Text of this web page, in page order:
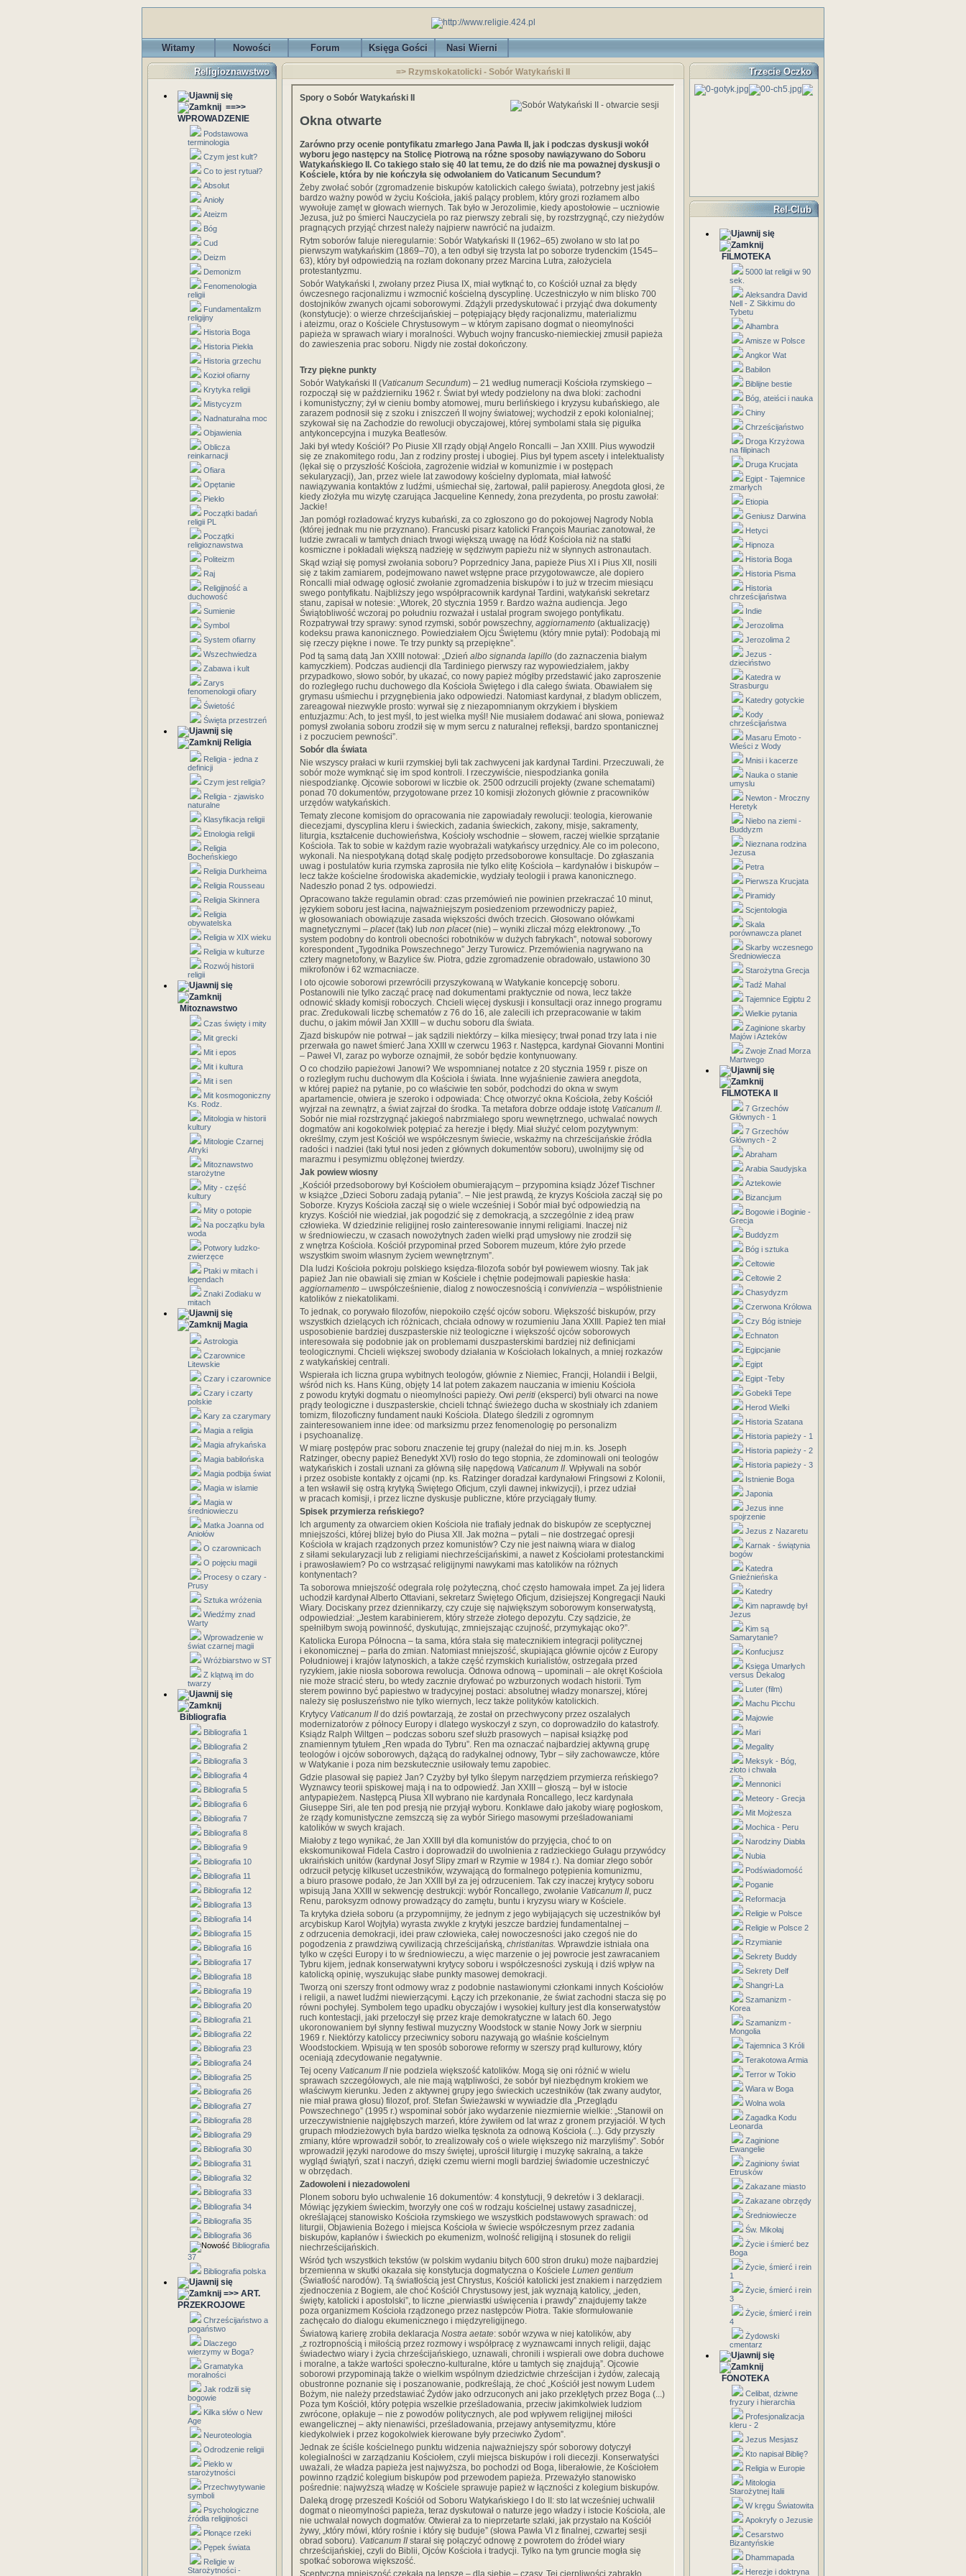
Witamy Nowości Forum Księga Gości Nasi Wierni
Religioznawstwo
==>>
WPROWADZENIE
Podstawowa
terminologia
Czym jest kult?
Co to jest rytuał?
Absolut
Anioły
Ateizm
Bóg
Cud
Deizm
Demonizm
Fenomenologia
religii
Fundamentalizm
religijny
Historia Boga
Historia Piekła
Historia grzechu
Kozioł ofiarny
Krytyka religii
Mistycyzm
Nadnaturalna moc
Objawienia
Oblicza
reinkarnacji
Ofiara
Opętanie
Piekło
Początki badań
religii PL
Początki
religioznawstwa
Politeizm
Raj
Religijność a
duchowość
Sumienie
Symbol
System ofiarny
Wszechwiedza
Zabawa i kult
Zarys
fenomenologii ofiary
Świetość
Święta przestrzeń
Religia
Religia - jedna z
definicji
Czym jest religia?
Religia - zjawisko
naturalne
Klasyfikacja religii
Etnologia religii
Religia
Bocheńskiego
Religia Durkheima
Religia Rousseau
Religia Skinnera
Religia
obywatelska
Religia w XIX wieku
Religia w kulturze
Rozwój historii
religii
Mitoznawstwo
Czas święty i mity
Mit grecki
Mit i epos
Mit i kultura
Mit i sen
Mit kosmogoniczny
Ks. Rodz.
Mitologia w historii
kultury
Mitologie Czarnej
Afryki
Mitoznawstwo
starożytne
Mity - część
kultury
Mity o potopie
Na początku była
woda
Potwory ludzko-
zwierzęce
Ptaki w mitach i
legendach
Znaki Zodiaku w
mitach
Magia
Astrologia
Czarownice
Litewskie
Czary i czarownice
Czary i czarty
polskie
Kary za czarymary
Magia a religia
Magia afrykańska
Magia babilońska
Magia podbija świat
Magia w islamie
Magia w
średniowieczu
Matka Joanna od
Aniołów
O czarownicach
O pojęciu magii
Procesy o czary -
Prusy
Sztuka wróżenia
Wiedźmy znad
Warty
Wprowadzenie w
świat czarnej magii
Wróżbiarstwo w ST
Z klątwą im do
twarzy
Bibliografia
Bibliografia 1
Bibliografia 2
Bibliografia 3
Bibliografia 4
Bibliografia 5
Bibliografia 6
Bibliografia 7
Bibliografia 8
Bibliografia 9
Bibliografia 10
Bibliografia 11
Bibliografia 12
Bibliografia 13
Bibliografia 14
Bibliografia 15
Bibliografia 16
Bibliografia 17
Bibliografia 18
Bibliografia 19
Bibliografia 20
Bibliografia 21
Bibliografia 22
Bibliografia 23
Bibliografia 24
Bibliografia 25
Bibliografia 26
Bibliografia 27
Bibliografia 28
Bibliografia 29
Bibliografia 30
Bibliografia 31
Bibliografia 32
Bibliografia 33
Bibliografia 34
Bibliografia 35
Bibliografia 36
Bibliografia
37
Bibliografia polska
=>> ART.
PRZEKROJOWE
Chrześcijaństwo a
pogaństwo
Dlaczego
wierzymy w Boga?
Gramatyka
moralności
Jak rodzili się
bogowie
Kilka słów o New
Age
Neuroteologia
Odrodzenie religii
Piekło w
starożytności
Przechwytywanie
symboli
Psychologiczne
źródła religijności
Płonące rzeki
Pępek świata
Religie w
Starożytności -
=> Rzymskokatolicki - Sobór Watykański II
Spory o Sobór Watykański II
Okna otwarte
Zarówno przy ocenie pontyfikatu zmarłego Jana Pawła II, jak i podczas dyskusji wokół
wyboru jego następcy na Stolicę Piotrową na różne sposoby nawiązywano do Soboru
Watykańskiego II. Co takiego stało się 40 lat temu, że do dziś nie ma poważnej dyskusji o
Kościele, która by nie kończyła się odwołaniem do Vaticanum Secundum?
Żeby zwołać sobór (zgromadzenie biskupów katolickich całego świata), potrzebny jest jakiś
bardzo ważny powód w życiu Kościoła, jakiś palący problem, który grozi rozłamem albo
wywołuje zamęt w głowach wiernych. Tak było w Jerozolimie, kiedy apostołowie – uczniowie
Jezusa, już po śmierci Nauczyciela po raz pierwszy zebrali się, by rozstrzygnąć, czy nieżydów
pragnących przyjąć chrzest należy najpierw nawrócić na judaizm.
Rytm soborów faluje nieregularnie: Sobór Watykański II (1962–65) zwołano w sto lat po
pierwszym watykańskim (1869–70), a ten odbył się trzysta lat po soborze trydenckim (1545–
63), który był odpowiedzią na rozłam dokonany przez Marcina Lutra, założyciela
protestantyzmu.
Sobór Watykański I, zwołany przez Piusa IX, miał wytknąć to, co Kościół uznał za błędy
ówczesnego racjonalizmu i wzmocnić kościelną dyscyplinę. Uczestniczyło w nim blisko 700
dostojników zwanych ojcami soborowymi. Zdążyli przedyskutować i przyjąć dwa dokumenty
(konstytucje): o wierze chrześcijańskiej – potępiający błędy racjonalizmu, materializmu
i ateizmu, oraz o Kościele Chrystusowym – w którym zapisano dogmat o nieomylności
papieża w sprawach wiary i moralności. Wybuch wojny francusko-niemieckiej zmusił papieża
do zawieszenia prac soboru. Nigdy nie został dokończony.
Trzy piękne punkty
Sobór Watykański II (Vaticanum Secundum) – 21 według numeracji Kościoła rzymskiego –
rozpoczął się w październiku 1962 r. Świat był wtedy podzielony na dwa bloki: zachodni
i komunistyczny; żył w cieniu bomby atomowej, muru berlińskiego i kryzysu kubańskiego, ale
zarazem podnosił się z szoku i zniszczeń II wojny światowej; wychodził z epoki kolonialnej;
szykował się na Zachodzie do rewolucji obyczajowej, której symbolami stała się pigułka
antykoncepcyjna i muzyka Beatlesów.
Jaki był wtedy Kościół? Po Piusie XII rządy objął Angelo Roncalli – Jan XXIII. Pius wywodził
się ze znakomitego rodu, Jan z rodziny prostej i ubogiej. Pius był typem ascety i intelektualisty
(lękał się o przyszłość Kościoła, zagrożenie widział w komunizmie i w postępach
sekularyzacji), Jan, przez wiele lat zawodowy kościelny dyplomata, miał łatwość
nawiązywania kontaktów z ludźmi, uśmiechał się, żartował, palił papierosy. Anegdota głosi, że
kiedy złożyła mu wizytę czarująca Jacqueline Kennedy, żona prezydenta, po prostu zawołał:
Jackie!
Jan pomógł rozładować kryzys kubański, za co zgłoszono go do pokojowej Nagrody Nobla
(której jednak mu nie przyznano). Francuski pisarz katolicki François Mauriac zanotował, że
ludzie zwracali w tamtych dniach trwogi większą uwagę na łódź Kościoła niż na statki
kosmiczne i pokładali większą nadzieję w sędziwym papieżu niż w słynnych astronautach.
Skąd wziął się pomysł zwołania soboru? Poprzednicy Jana, papieże Pius XI i Pius XII, nosili
się z takim zamiarem, podejmowano nawet wstępne prace przygotowawcze, ale dopiero
Roncalli miał odwagę ogłosić zwołanie zgromadzenia biskupów i to już w trzecim miesiącu
swego pontyfikatu. Najbliższy jego współpracownik kardynał Tardini, watykański sekretarz
stanu, zapisał w notesie: „Wtorek, 20 stycznia 1959 r. Bardzo ważna audiencja. Jego
Świątobliwość wczoraj po południu rozważał i ustalał program swojego pontyfikatu.
Rozpatrywał trzy sprawy: synod rzymski, sobór powszechny, aggiornamento (aktualizację)
kodeksu prawa kanonicznego. Powiedziałem Ojcu Świętemu (który mnie pytał): Podobają mi
się rzeczy piękne i nowe. Te trzy punkty są przepiękne”.
Pod tą samą datą Jan XXIII notował: „Dzień albo signanda lapillo (do zaznaczenia białym
kamyczkiem). Podczas audiencji dla Tardiniego pierwszy raz wypowiedziałem, jakby
przypadkowo, słowo sobór, by ukazać, co nowy papież mógłby przedstawić jako zaproszenie
do rozległego ruchu duchowego dla Kościoła Świętego i dla całego świata. Obawiałem się
grymasu uśmiechu i przygnębienia jako odpowiedzi. Natomiast kardynał, z bladym obliczem,
zareagował niezwykle prosto: wyrwał się z niezapomnianym okrzykiem i błyskiem
entuzjazmu: Ach, to jest myśl, to jest wielka myśl! Nie musiałem dodawać ani słowa, ponieważ
pomysł zwołania soboru zrodził się w mym sercu z naturalnej refleksji, bardzo spontanicznej
i z poczuciem pewności”.
Sobór dla świata
Nie wszyscy prałaci w kurii rzymskiej byli tak zachwyceni jak kardynał Tardini. Przeczuwali, że
sobór może wymknąć się im spod kontroli. I rzeczywiście, niespodzianka goniła
niespodziankę. Ojcowie soborowi w liczbie ok. 2500 odrzucili projekty (zwane schematami)
ponad 70 dokumentów, przygotowane przez 10 komisji złożonych głównie z pracowników
urzędów watykańskich.
Tematy zlecone komisjom do opracowania nie zapowiadały rewolucji: teologia, kierowanie
diecezjami, dyscyplina kleru i świeckich, zadania świeckich, zakony, misje, sakramenty,
liturgia, kształcenie duchowieństwa, Kościoły wschodnie – słowem, raczej wielkie sprzątanie
Kościoła. Tak to sobie w każdym razie wyobrażali watykańscy urzędnicy. Ale co im polecono,
wykonali. Na niespotykaną dotąd skalę podjęto przedsoborowe konsultacje. Do zgłaszania
uwag i postulatów kuria rzymska zaprosiła nie tylko elitę Kościoła – kardynałów i biskupów –
lecz także kościelne środowiska akademickie, wydziały teologii i prawa kanonicznego.
Nadeszło ponad 2 tys. odpowiedzi.
Opracowano także regulamin obrad: czas przemówień nie powinien przekraczać 10 minut,
językiem soboru jest łacina, najważniejszym posiedzeniom przewodniczy papież,
w głosowaniach obowiązuje zasada większości dwóch trzecich. Głosowano ołówkami
magnetycznymi – placet(tak) lub non placet(nie) – wyniki zliczał mózg elektronowy. „To
system podobny do kontroli obecności robotników w dużych fabrykach”, notował soborowy
korespondent „Tygodnika Powszechnego” Jerzy Turowicz. Przemówienia nagrywano na
cztery magnetofony, w Bazylice św. Piotra, gdzie zgromadzenie obradowało, ustawiono 30
mikrofonów i 62 wzmacniacze.
I oto ojcowie soborowi przewrócili przyszykowaną w Watykanie koncepcję soboru.
Postanowili nie tylko zacząć pracę nad dokumentami praktycznie od nowa, lecz także
odnowić składy komisji roboczych. Chcieli więcej dyskusji i konsultacji oraz innego programu
prac. Zredukowali liczbę schematów z 76 do 16, ale zalecili ich przepracowanie w takim
duchu, o jakim mówił Jan XXIII – w duchu soboru dla świata.
Zjazd biskupów nie potrwał – jak sądzili niektórzy – kilka miesięcy; trwał ponad trzy lata i nie
przerwała go nawet śmierć Jana XXIII w czerwcu 1963 r. Następca, kardynał Giovanni Montini
– Paweł VI, zaraz po wyborze oznajmił, że sobór będzie kontynuowany.
O co chodziło papieżowi Janowi? We wspomnianej notatce z 20 stycznia 1959 r. pisze on
o rozległym ruchu duchowym dla Kościoła i świata. Inne wyjaśnienie zawiera anegdota,
w której papież na pytanie, po co właściwie ten sobór, podchodzi do okna w swym
apartamencie, otwiera je szeroko i odpowiada: Chcę otworzyć okna Kościoła, żeby Kościół
wyjrzał na zewnątrz, a świat zajrzał do środka. Ta metafora dobrze oddaje istotę Vaticanum II.
Sobór nie miał rozstrzygnąć jakiegoś nabrzmiałego sporu wewnętrznego, uchwalać nowych
dogmatów ani kogokolwiek potępiać za herezje i błędy. Miał służyć celom pozytywnym:
określmy, czym jest Kościół we współczesnym świecie, wskażmy na chrześcijańskie źródła
radości i nadziei (taki tytuł nosi jeden z głównych dokumentów soboru), uwolnijmy się od
marazmu i pesymizmu oblężonej twierdzy.
Jak powiew wiosny
„Kościół przedsoborowy był Kościołem obumierającym – przypomina ksiądz Józef Tischner
w książce „Dzieci Soboru zadają pytania”. – Nie jest prawdą, że kryzys Kościoła zaczął się po
Soborze. Kryzys Kościoła zaczął się o wiele wcześniej i Sobór miał być odpowiedzią na
kryzys. Kościół nie wiedział, jak pogodzić się z demokracją, a szczególnie z ideą praw
człowieka. W dziedzinie religijnej rosło zainteresowanie innymi religiami. Inaczej niż
w średniowieczu, w czasach nowożytnych żaden wielki prąd umysłowy nie zrodził się
z wnętrza Kościoła. Kościół przypominał przed Soborem muzeum, które żyło przede
wszystkim swoim własnym życiem wewnętrznym”.
Dla ludzi Kościoła pokroju polskiego księdza-filozofa sobór był powiewem wiosny. Tak jak
papież Jan nie obawiali się zmian w Kościele i chętnie podejmowali papieskie hasła:
aggiornamento – uwspółcześnienie, dialog z nowoczesnością i convivienzia – współistnienie
katolików z niekatolikami.
To jednak, co porywało filozofów, niepokoiło część ojców soboru. Większość biskupów, przy
wszystkich dzielących ich różnicach, chciała odnowy w rozumieniu Jana XXIII. Papież ten miał
usposobienie bardziej duszpasterskie niż teologiczne i większość ojców soborowych
interesowała się podobnie jak on problemami duszpasterskimi bardziej niż definicjami
teologicznymi. Chcieli większej swobody działania w Kościołach lokalnych, a mniej rozkazów
z watykańskiej centrali.
Wspierała ich liczna grupa wybitnych teologów, głównie z Niemiec, Francji, Holandii i Belgii,
wśród nich ks. Hans Küng, objęty 14 lat potem zakazem nauczania w imieniu Kościoła
z powodu krytyki dogmatu o nieomylności papieży. Owi periti (eksperci) byli otwarci na nowe
prądy teologiczne i duszpasterskie, chcieli tchnąć świeżego ducha w skostniały ich zdaniem
tomizm, filozoficzny fundament nauki Kościoła. Dlatego śledzili z ogromnym
zainteresowaniem inne idee: od marksizmu przez fenomenologię po personalizm
i psychoanalizę.
W miarę postępów prac soboru znaczenie tej grupy (należał do niej m.in. ks. Joseph
Ratzinger, obecny papież Benedykt XVI) rosło do tego stopnia, że zdominowali oni teologów
watykańskich i zostali uznani za główną siłę napędową Vaticanum II. Wpływali na sobór
i przez osobiste kontakty z ojcami (np. ks. Ratzinger doradzał kardynałowi Fringsowi z Kolonii,
a ten wsławił się ostrą krytyką Świętego Oficjum, czyli dawnej inkwizycji), i przez udział
w pracach komisji, i przez liczne dyskusje publiczne, które przyciągały tłumy.
Spisek przymierza reńskiego?
Ich argumenty za otwarciem okien Kościoła nie trafiały jednak do biskupów ze sceptycznej
mniejszości, której bliżej było do Piusa XII. Jak można – pytali – nie dostrzegać opresji
Kościoła w krajach rządzonych przez komunistów? Czy nie jest naiwną wiara w dialog
z siłami sekularyzacji lub z religiami niechrześcijańskimi, a nawet z Kościołami protestanckimi
i prawosławiem? Po co wstrząsać religijnymi nawykami mas katolików na różnych
kontynentach?
Ta soborowa mniejszość odegrała rolę pożyteczną, choć często hamowała impet. Za jej lidera
uchodził kardynał Alberto Ottaviani, sekretarz Świętego Oficjum, dzisiejszej Kongregacji Nauki
Wiary. Dociskany przez dziennikarzy, czy czuje się największym soborowym konserwatystą,
odpowiedział: „Jestem karabinierem, który strzeże złotego depozytu. Czy sądzicie, że
spełniłbym swoją powinność, dyskutując, zmniejszając czujność, przymykając oko?”.
Katolicka Europa Północna – ta sama, która stała się matecznikiem integracji politycznej
i ekonomicznej – parła do zmian. Natomiast mniejszość, skupiająca głównie ojców z Europy
Południowej i krajów latynoskich, a także część rzymskich kurialistów, ostrzegała przed
ryzykiem, jakie niosła soborowa rewolucja. Odnowa odnową – upominali – ale okręt Kościoła
nie może stracić steru, bo wtedy zacznie dryfować po wzburzonych wodach historii. Tym
sterem powinno być papiestwo w tradycyjnej postaci: absolutnej władzy monarszej, której
należy się posłuszeństwo nie tylko wiernych, lecz także polityków katolickich.
Krytycy Vaticanum II do dziś powtarzają, że został on przechwycony przez oszalałych
modernizatorów z północy Europy i dlatego wyskoczył z szyn, co doprowadziło do katastrofy.
Ksiądz Ralph Wiltgen – podczas soboru szef służb prasowych – napisał książkę pod
znamiennym tytułem „Ren wpada do Tybru”. Ren ma oznaczać najbardziej aktywną grupę
teologów i ojców soborowych, dążącą do radykalnej odnowy, Tybr – siły zachowawcze, które
w Watykanie i poza nim bezskutecznie usiłowały temu zapobiec.
Gdzie plasował się papież Jan? Czyżby był tylko ślepym narzędziem przymierza reńskiego?
Wyznawcy teorii spiskowej mają i na to odpowiedź. Jan XXIII – głoszą – był w istocie
antypapieżem. Następcą Piusa XII wybrano nie kardynała Roncallego, lecz kardynała
Giuseppe Siri, ale ten pod presją nie przyjął wyboru. Konklawe dało jakoby wiarę pogłoskom,
że rządy komunistyczne zemszczą się za wybór Siriego masowymi prześladowaniami
katolików w swych krajach.
Miałoby z tego wynikać, że Jan XXIII był dla komunistów do przyjęcia, choć to on
ekskomunikował Fidela Castro i doprowadził do uwolnienia z radzieckiego Gułagu przywódcy
ukraińskich unitów (kardynał Josyf Slipy zmarł w Rzymie w 1984 r.). Na domiar złego sobór
odrzucił petycję kilkuset uczestników, wzywającą do formalnego potępienia komunizmu,
a biuro prasowe podało, że Jan XXIII był za jej odrzuceniem. Tak czy inaczej krytycy soboru
wpisują Jana XXIII w sekwencję destrukcji: wybór Roncallego, zwołanie Vaticanum II, pucz
Renu, paroksyzm odnowy prowadzący do zamętu, buntu i kryzysu wiary w Kościele.
Ta krytyka dzieła soboru (a przypomnijmy, że jednym z jego wybijających się uczestników był
arcybiskup Karol Wojtyła) wyrasta zwykle z krytyki jeszcze bardziej fundamentalnej –
z odrzucenia demokracji, idei praw człowieka, całej nowoczesności jako czegoś nie do
pogodzenia z prawdziwą cywilizacją chrześcijańską, christianitas. Wprawdzie istniała ona
tylko w części Europy i to w średniowieczu, a więc marzenie o jej powrocie jest zawracaniem
Tybru kijem, jednak konserwatywni krytycy soboru i współczesności zyskują i dziś wpływ na
katolicką opinię, wyszukując słabe punkty masowej demokracji.
Tworzą oni szerszy front odmowy wraz z podobnie nastawionymi członkami innych Kościołów
i religii, a nawet ludźmi niewierzącymi. Łączy ich przekonanie, że świat zachodni stacza się po
równi pochyłej. Symbolem tego upadku obyczajów i wysokiej kultury jest dla konserwatystów
ruch kontestacji, jaki przetoczył się przez kraje demokratyczne w latach 60. Jego
ukoronowaniem był słynny festiwal muzyczny Woodstock w stanie Nowy Jork w sierpniu
1969 r. Niektórzy katoliccy przeciwnicy soboru nazywają go właśnie kościelnym
Woodstockiem. Wpisują w ten sposób soborowe reformy w szerszy prąd kulturowy, który
oceniają zdecydowanie negatywnie.
Tej oceny Vaticanum II nie podziela większość katolików. Mogą się oni różnić w wielu
sprawach szczegółowych, ale nie mają wątpliwości, że sobór był niezbędnym krokiem we
właściwym kierunku. Jeden z aktywnej grupy jego świeckich uczestników (tak zwany audytor,
nie miał prawa głosu) filozof, prof. Stefan Świeżawski w wywiadzie dla „Przeglądu
Powszechnego” (1995 r.) wspominał sobór jako wydarzenie niezmiernie wielkie: „Stanowił on
urzeczywistnienie najgłębszych marzeń, które żywiłem od lat wraz z gronem przyjaciół. W tych
grupach młodzieżowych była bardzo wielka tęsknota za odnową Kościoła (...). Gdy przyszły
zmiany, które wprowadził sobór, to zrealizowały coś o wiele większego niż marzyliśmy”. Sobór
wprowadził języki narodowe do mszy świętej, uprościł liturgię i muzykę sakralną, a także
wygląd świątyń, szat i naczyń, dzięki czemu wierni mogli bardziej świadomie uczestniczyć
w obrzędach.
Zadowoleni i niezadowoleni
Plonem soboru było uchwalenie 16 dokumentów: 4 konstytucji, 9 dekretów i 3 deklaracji.
Mówiąc językiem świeckim, tworzyły one coś w rodzaju kościelnej ustawy zasadniczej,
określającej stanowisko Kościoła rzymskiego we wszystkich podstawowych sprawach: od
liturgii, Objawienia Bożego i miejsca Kościoła w świecie współczesnym przez zadania
biskupów, kapłanów i świeckich po ekumenizm, wolność religijną i stosunek do religii
niechrześcijańskich.
Wśród tych wszystkich tekstów (w polskim wydaniu bitych 600 stron druku) może najbardziej
brzemienna w skutki okazała się konstytucja dogmatyczna o Kościele Lumen gentium
(Światłość narodów). Tą światłością jest Chrystus, Kościół katolicki jest znakiem i narzędziem
zjednoczenia z Bogiem, ale choć Kościół Chrystusowy jest, jak wyznają katolicy, „jeden,
święty, katolicki i apostolski”, to liczne „pierwiastki uświęcenia i prawdy” znajdujemy także
poza organizmem Kościoła rządzonego przez następców Piotra. Takie sformułowanie
zachęcało do dialogu ekumenicznego i międzyreligijnego.
Światową karierę zrobiła deklaracja Nostra aetate: sobór wzywa w niej katolików, aby
„z roztropnością i miłością przez rozmowy i współpracę z wyznawcami innych religii, dając
świadectwo wiary i życia chrześcijańskiego, uznawali, chronili i wspierali owe dobra duchowe
i moralne, a także wartości społeczno-kulturalne, które u tamtych się znajdują”. Ojcowie
soborowi przypominają także o wielkim wspólnym dziedzictwie chrześcijan i żydów, zalecają
obustronne poznanie się i poszanowanie, podkreślają, że choć „Kościół jest nowym Ludem
Bożym, nie należy przedstawiać Żydów jako odrzuconych ani jako przeklętych przez Boga (...)
Poza tym Kościół, który potępia wszelkie prześladowania, przeciw jakimkolwiek ludziom
zwrócone, opłakuje – nie z powodów politycznych, ale pod wpływem religijnej miłości
ewangelicznej – akty nienawiści, prześladowania, przejawy antysemityzmu, które
kiedykolwiek i przez kogokolwiek kierowane były przeciwko Żydom”.
Jednak ze ściśle kościelnego punktu widzenia najważniejszy spór soborowy dotyczył
kolegialności w zarządzaniu Kościołem, czyli miejsca biskupów i roli diecezji. Konserwatyści
uważali, że władza papieża jest najwyższa, bo pochodzi od Boga, liberałowie, że Kościołem
powinno rządzić kolegium biskupów pod przewodem papieża. Przeważyło stanowisko
pośrednie: najwyższą władzę w Kościele sprawuje papież w łączności z kolegium biskupów.
Daleką drogę przeszedł Kościół od Soboru Watykańskiego I do II: sto lat wcześniej uchwalił
dogmat o nieomylności papieża, teraz dyskutował o naturze jego władzy i istocie Kościoła, ale
nie uchwalał nowych dogmatów. Otwierał za to nieprzetarte szlaki, jak przystało na Kościół
żywy, „który mówi, który rośnie i który się buduje” (słowa Pawła VI z finalnej, czwartej sesji
obrad soboru). Vaticanum II starał się połączyć odnowę z powrotem do źródeł wiary
chrześcijańskiej, czyli do Biblii, Ojców Kościoła i tradycji. Tylko na tym gruncie mogła się
spotkać soborowa większość.
Sceptyczna mniejszość czekała na lepsze – dla siebie – czasy. Tej cierpliwości zabrakło
Trzecie Oczko
Rel-Club
FILMOTEKA
5000 lat religii w 90
sek.
Aleksandra David
Nell - Z Sikkimu do
Tybetu
Alhambra
Amisze w Polsce
Angkor Wat
Babilon
Biblijne bestie
Bóg, ateiści i nauka
Chiny
Chrześcijaństwo
Droga Krzyżowa
na filipinach
Druga Krucjata
Egipt - Tajemnice
zmarłych
Etiopia
Geniusz Darwina
Hetyci
Hipnoza
Historia Boga
Historia Pisma
Historia
chrześcijaństwa
Indie
Jerozolima
Jerozolima 2
Jezus -
dzieciństwo
Katedra w
Strasburgu
Katedry gotyckie
Kody
chrześcijaństwa
Masaru Emoto -
Wieści z Wody
Mnisi i kacerze
Nauka o stanie
umyslu
Newton - Mroczny
Heretyk
Niebo na ziemi -
Buddyzm
Nieznana rodzina
Jezusa
Petra
Pierwsza Krucjata
Piramidy
Scjentologia
Skala
porównawcza planet
Skarby wczesnego
Średniowiecza
Starożytna Grecja
Tadź Mahal
Tajemnice Egiptu 2
Wielkie pytania
Zaginione skarby
Majów i Azteków
Zwoje Znad Morza
Martwego
FILMOTEKA II
7 Grzechów
Głównych - 1
7 Grzechów
Głównych - 2
Abraham
Arabia Saudyjska
Aztekowie
Bizancjum
Bogowie i Boginie -
Grecja
Buddyzm
Bóg i sztuka
Celtowie
Celtowie 2
Chasydyzm
Czerwona Królowa
Czy Bóg istnieje
Echnaton
Egipcjanie
Egipt
Egipt -Teby
Gobekli Tepe
Herod Wielki
Historia Szatana
Historia papieży - 1
Historia papieży - 2
Historia papieży - 3
Istnienie Boga
Japonia
Jezus inne
spojrzenie
Jezus z Nazaretu
Karnak - świątynia
bogów
Katedra
Gnieźnieńska
Katedry
Kim naprawdę był
Jezus
Kim są
Samarytanie?
Konfucjusz
Księga Umarłych
versus Dekalog
Luter (film)
Machu Picchu
Majowie
Mari
Megality
Meksyk - Bóg,
złoto i chwała
Mennonici
Meteory - Grecja
Mit Mojżesza
Mochica - Peru
Narodziny Diabła
Nubia
Podświadomość
Poganie
Reformacja
Religie w Polsce
Religie w Polsce 2
Rzymianie
Sekrety Buddy
Sekrety Delf
Shangri-La
Szamanizm -
Korea
Szamanizm -
Mongolia
Tajemnica 3 Króli
Terakotowa Armia
Terror w Tokio
Wiara w Boga
Wolna wola
Zagadka Kodu
Leonarda
Zaginione
Ewangelie
Zaginiony świat
Etrusków
Zakazane miasto
Zakazane obrzędy
Średniowiecze
Św. Mikołaj
Życie i śmierć bez
Boga
Życie, śmierć i rein
1
Życie, śmierć i rein
3
Życie, śmierć i rein
4
Żydowski
cmentarz
FONOTEKA
Celibat, dziwne
fryzury i hierarchia
Profesjonalizacja
kleru - 2
Jezus Mesjasz
Kto napisał Biblię?
Religia w Europie
Mitologia
Starożytnej Italii
W kręgu Światowita
Apokryfy o Jezusie
Cesarstwo
Bizantyńskie
Dhammapada
Herezje i doktryna